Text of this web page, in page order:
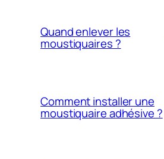
Quand enlever les
moustiquaires ?
Comment installer une
moustiquaire adhésive ?